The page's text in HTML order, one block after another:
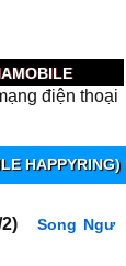
điện thoại
HAPPYRING)
2) Song Ngư